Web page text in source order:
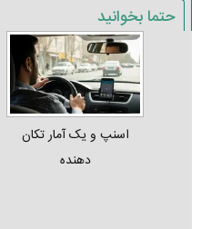
حتما بخوانید
اسنپ و یک آمار تکان‌
دهنده